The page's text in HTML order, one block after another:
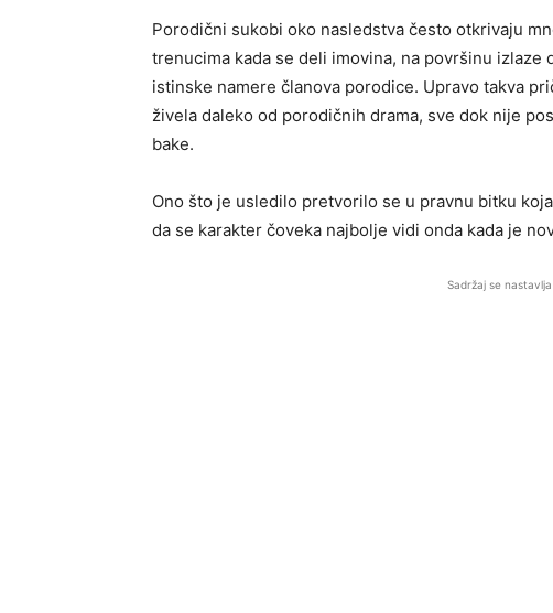
Porodični sukobi oko nasledstva često otkrivaju
trenucima kada se deli imovina, na površinu
istinske namere članova porodice. Upravo takva
živela daleko od porodičnih drama, sve dok nije
bake.
Ono što je usledilo pretvorilo se u pravnu bitku
da se karakter čoveka najbolje vidi onda kada je
Sadržaj se